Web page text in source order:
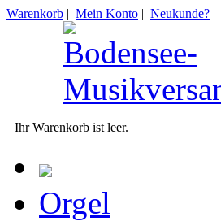
Warenkorb | Mein Konto | Neukunde? |
Ihr Warenkorb ist leer.
Orgel